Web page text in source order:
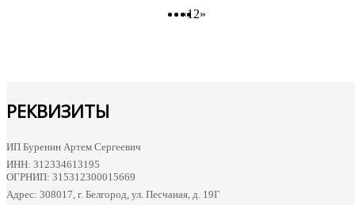
«12»
РЕКВИЗИТЫ
ИП Буренин Артем Сергеевич
ИНН: 312334613195
ОГРНИП: 315312300015669
Адрес: 308017, г. Белгород, ул. Песчаная, д. 19Г